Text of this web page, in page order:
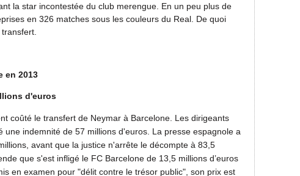
la star incontestée du club merengue. En un peu plus de
en 326 matches sous les couleurs du Real. De quoi
en 2013
d'euros
coûté le transfert de Neymar à Barcelone. Les dirigeants
une indemnité de 57 millions d'euros. La presse espagnole a
avant que la justice n'arrête le décompte à 83,5
que s'est infligé le FC Barcelone de 13,5 millions d’euros
en examen pour "délit contre le trésor public", son prix est